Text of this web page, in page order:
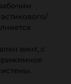
винт, с